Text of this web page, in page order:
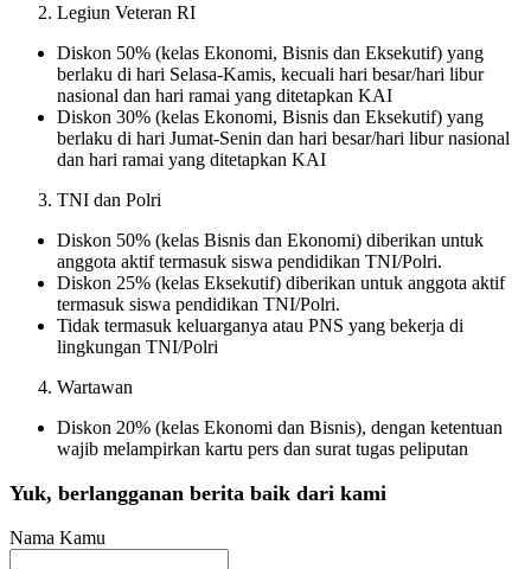
Legiun Veteran RI
Diskon 50% (kelas Ekonomi, Bisnis dan Eksekutif) yang
berlaku di hari Selasa-Kamis, kecuali hari besar/hari libur
nasional dan hari ramai yang ditetapkan KAI
Diskon 30% (kelas Ekonomi, Bisnis dan Eksekutif) yang
berlaku di hari Jumat-Senin dan hari besar/hari libur nasional
dan hari ramai yang ditetapkan KAI
TNI dan Polri
Diskon 50% (kelas Bisnis dan Ekonomi) diberikan untuk
anggota aktif termasuk siswa pendidikan TNI/Polri.
Diskon 25% (kelas Eksekutif) diberikan untuk anggota aktif
termasuk siswa pendidikan TNI/Polri.
Tidak termasuk keluarganya atau PNS yang bekerja di
lingkungan TNI/Polri
Wartawan
Diskon 20% (kelas Ekonomi dan Bisnis), dengan ketentuan
wajib melampirkan kartu pers dan surat tugas peliputan
Yuk, berlangganan berita baik dari kami
Nama Kamu